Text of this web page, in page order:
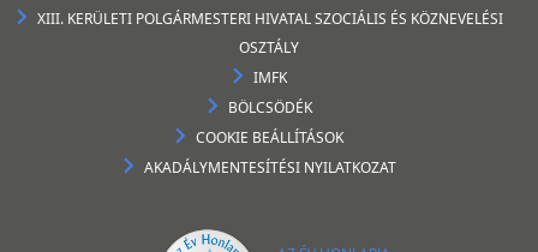
XIII. KERÜLETI POLGÁRMESTERI HIVATAL SZOCIÁLIS ÉS KÖZNEVELÉSI
OSZTÁLY
IMFK
BÖLCSÖDÉK
COOKIE BEÁLLÍTÁSOK
AKADÁLYMENTESÍTÉSI NYILATKOZAT